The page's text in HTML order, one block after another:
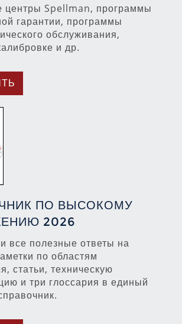
центры Spellman, программы
гарантии, программы
обслуживания,
и др.
ПО ВЫСОКОМУ
2026
все полезные ответы на
по областям
статьи, техническую
и три глоссария в единый